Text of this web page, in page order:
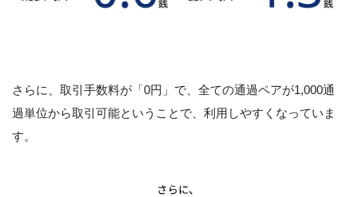
さらに、取引手数料が「0円」で、全ての通過ペアが1,000通
過単位から取引可能ということで、利用しやすくなっていま
す。